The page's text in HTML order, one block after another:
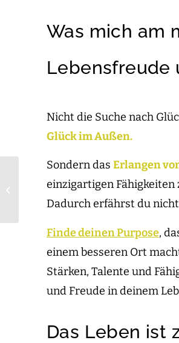
Was mich am
Lebensfreude
Nicht die Suche nach
Glück im Außen.
Sondern das Erlangen
einzigartigen
Dadurch erfährst du
Finde deinen Purpose,
einem besseren Ort
Stärken, Talente und
und Freude in deinem
Das Leben ist
Der Mensch im
Mittelpunkt: oder wie
neu ist NEW WORK
eigentlich?